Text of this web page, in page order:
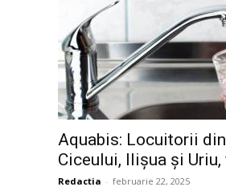
Aquabis: Locuitorii
Ciceului, Ilișua și Uriu,
Redactia - februarie 22, 2025